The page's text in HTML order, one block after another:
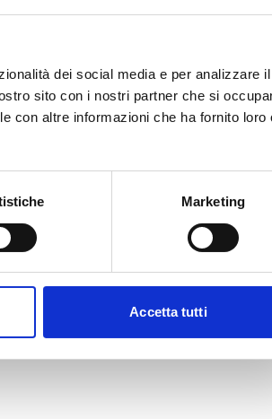
dei social media e per analizzare il
sito con i nostri partner che si
con altre informazioni che ha fornito loro
Marketing
Accetta tutti